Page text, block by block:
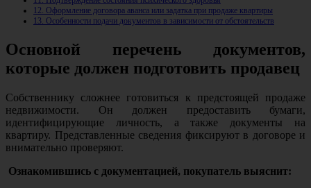
12. Оформление договора аванса или задатка при продаже квартиры
13. Особенности подачи документов в зависимости от обстоятельств
Основной перечень документов,
которые должен подготовить продавец
Собственнику сложнее готовиться к предстоящей продаже
недвижимости. Он должен предоставить бумаги,
идентифицирующие личность, а также документы на
квартиру. Представленные сведения фиксируют в договоре и
внимательно проверяют.
Ознакомившись с документацией, покупатель выяснит: